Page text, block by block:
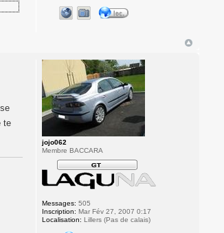
te
jojo062
Membre BACCARA
Messages: 505
Inscription: Mar Fév 27, 2007 0:17
Localisation: Lillers (Pas de calais)